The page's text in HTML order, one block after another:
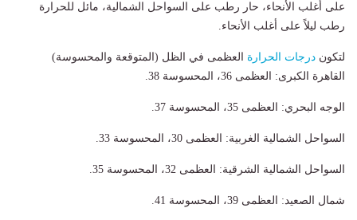
على أغلب الأنحاء، حار رطب على السواحل الشمالية، مائل للحرارة
رطب ليلاً على أغلب الأنحاء.
​لتكون درجات الحرارة العظمى في الظل (المتوقعة والمحسوسة)
القاهرة الكبرى: العظمى 36، المحسوسة 38.
الوجه البحري: العظمى 35، المحسوسة 37.
السواحل الشمالية الغربية: العظمى 30، المحسوسة 33.
السواحل الشمالية الشرقية: العظمى 32، المحسوسة 35.
شمال الصعيد: العظمى 39، المحسوسة 41.